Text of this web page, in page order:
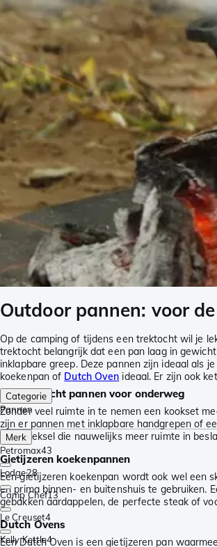
Outdoor pannen: voor
Op de camping of tijdens een trektocht wil je
trektocht belangrijk dat een pan laag in
inklapbare greep. Deze pannen zijn ideaal als
koekenpan of Dutch Oven ideaal. Er zijn ook
Lichtgewicht pannen voor onderweg
Zonder veel ruimte in te nemen een kookset
zijn er pannen met inklapbare handgrepen of
afgietdeksel die nauwelijks meer ruimte in
Gietijzeren koekenpannen
Een gietijzeren koekenpan wordt ook wel een
en prima binnen- en buitenshuis te gebruiken.
gebakken aardappelen, de perfecte steak of
Dutch Ovens
Een Dutch Oven is een gietijzeren pan
Categorie
Pannen
Merk
Petromax43
Lodge28
Camp Chef13
Le Creuset4
Kelly Kettle4